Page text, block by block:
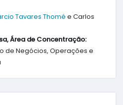
Tavares Thomé e Carlos
Área de Concentração:
de Negócios, Operações e